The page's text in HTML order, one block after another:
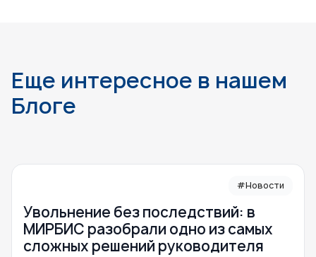
Еще интересное в нашем
Блоге
#Новости
Увольнение без последствий: в
МИРБИС разобрали одно из самых
сложных решений руководителя